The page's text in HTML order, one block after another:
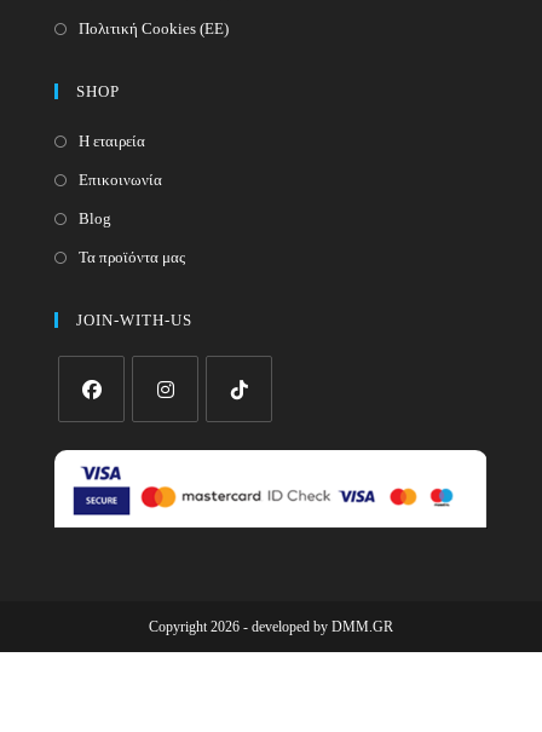
Πολιτική Cookies (ΕΕ)
SHOP
Η εταιρεία
Επικοινωνία
Blog
Τα προϊόντα μας
JOIN-WITH-US
new
new
a
new
Copyright 2026 - developed by DMM.GR